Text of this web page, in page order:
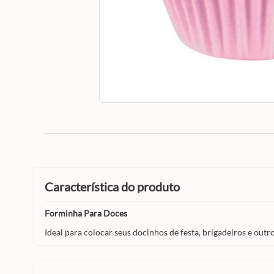
característica do produto
Forminha Para Doces
Ideal para colocar seus docinhos de festa, brigadeiros e